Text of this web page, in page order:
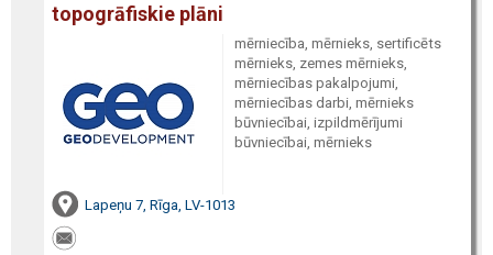
topogrāfiskie plāni
mērniecība, mērnieks, sertificēts
mērnieks, zemes mērnieks,
mērniecības pakalpojumi,
mērniecības darbi, mērnieks
būvniecībai, izpildmērījumi
būvniecībai, mērnieks
Lapeņu 7, Rīga, LV-1013